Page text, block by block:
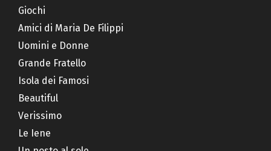
Giochi
Amici di Maria De Filippi
Uomini e Donne
Grande Fratello
Isola dei Famosi
Beautiful
Verissimo
Le Iene